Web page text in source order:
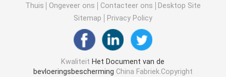
Zwart kartondocument
In te ademen Plakband
Inpakkend Broodjesdocument
Thuis Ongeveer ons Contacteer ons
Desktop Site
Sitemap
Privacy Policy
Kwaliteit Het Document van de
bevloeringsbescherming China Fabriek.Copyright